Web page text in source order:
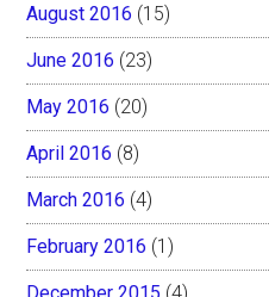
August 2016 (15)
June 2016 (23)
May 2016 (20)
April 2016 (8)
March 2016 (4)
February 2016 (1)